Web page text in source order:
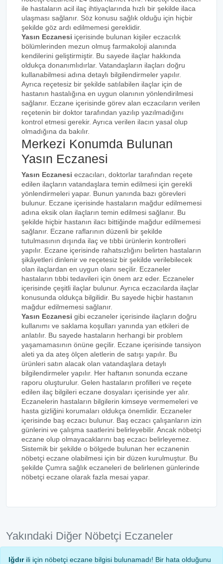
ile hastaların acil ilaç ihtiyaçlarında hızlı bir şekilde ilaca
ulaşması sağlanır. Söz konusu sağlık olduğu için hiçbir
şekilde göz ardı edilmemesi gereklidir.
Yasın Eczanesi içerisinde bulunan kişiler eczacılık
bölümlerinden mezun olmuş farmakoloji alanında
kendilerini geliştirmiştir. Bu sayede ilaçlar hakkında
oldukça donanımlıdırlar. Vatandaşların ilaçları doğru
kullanabilmesi adına detaylı bilgilendirmeler yapılır.
Ayrıca reçetesiz bir şekilde satılabilen ilaçlar için de
hastanın hastalığına en uygun olanının yönlendirilmesi
sağlanır. Eczane içerisinde görev alan eczacıların verilen
reçetenin bir doktor tarafından yazılıp yazılmadığını
kontrol etmesi gerekir. Ayrıca verilen ilacın yasal olup
olmadığına da bakılır.
Merkezi Konumda Bulunan
Yasın Eczanesi
Yasın Eczanesi eczacıları, doktorlar tarafından reçete
edilen ilaçların vatandaşlara temin edilmesi için gerekli
yönlendirmeleri yapar. Bunun yanında bazı görevleri
bulunur. Eczane içerisinde hastaların mağdur edilmemesi
adına eksik olan ilaçların temin edilmesi sağlanır. Bu
şekilde hiçbir hastanın ilacı bittiğinde mağdur edilmemesi
sağlanır. Eczane raflarının düzenli bir şekilde
tutulmasının dışında ilaç ve tıbbi ürünlerin kontrolleri
yapılır. Eczane içerisinde rahatsızlığını belirten hastaların
şikâyetleri dinlenir ve reçetesiz bir şekilde verilebilecek
olan ilaçlardan en uygun olanı seçilir. Eczaneler
hastaların tıbbi tedavileri için önem arz eder. Eczaneler
içerisinde çeşitli ilaçlar bulunur. Ayrıca eczacılarda ilaçlar
konusunda oldukça bilgilidir. Bu sayede hiçbir hastanın
mağdur edilmemesi sağlanır.
Yasın Eczanesi gibi eczaneler içerisinde ilaçların doğru
kullanımı ve saklama koşulları yanında yan etkileri de
anlatılır. Bu sayede hastaların herhangi bir problem
yaşamamasının önüne geçilir. Eczane içerisinde tansiyon
aleti ya da ateş ölçen aletlerin de satışı yapılır. Bu
ürünleri satın alacak olan vatandaşlara detaylı
bilgilendirmeler yapılır. Her haftanın sonunda eczane
raporu oluşturulur. Gelen hastaların profilleri ve reçete
edilen ilaç bilgileri eczane dosyaları içerisinde yer alır.
Eczanelerin hastaların bilgilerin kimseye vermemeleri ve
hasta gizliğini korumaları oldukça önemlidir. Eczaneler
içerisinde baş eczacı bulunur. Baş eczacı çalışanların izin
günlerini ve çalışma saatlerini belirleyebilir. Ancak nöbetçi
eczane olup olmayacaklarını baş eczacı belirleyemez.
Sistemik bir şekilde o bölgede bulunan her eczanenin
nöbetçi eczane olabilmesi için bir düzen kurulmuştur. Bu
şekilde Çumra sağlık eczaneleri de belirlenen günlerinde
nöbetçi eczane olarak fazla mesai yapar.
Yakındaki Diğer Nöbetçi Eczaneler
Iğdırili için nöbetçi eczane bilgisi bulunamadı! Bir hata olduğunu